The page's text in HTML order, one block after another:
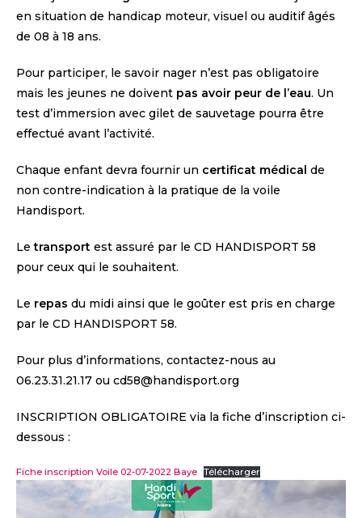
en situation de handicap moteur, visuel ou auditif âgés
de 08 à 18 ans.
Pour participer, le savoir nager n’est pas obligatoire
mais les jeunes ne doivent pas avoir peur de l’eau. Un
test d’immersion avec gilet de sauvetage pourra être
effectué avant l’activité.
Chaque enfant devra fournir un certificat médical de
non contre-indication à la pratique de la voile
Handisport.
Letransport est assuré par le CD HANDISPORT 58
pour ceux qui le souhaitent.
Le repas du midi ainsi que le goûter est pris en charge
par le CD HANDISPORT 58.
Pour plus d’informations, contactez-nous au
06.23.31.21.17 ou cd58@handisport.org
INSCRIPTION OBLIGATOIRE via la fiche d’inscription ci-
dessous :
Fiche inscription Voile 02-07-2022 Baye Télécharger